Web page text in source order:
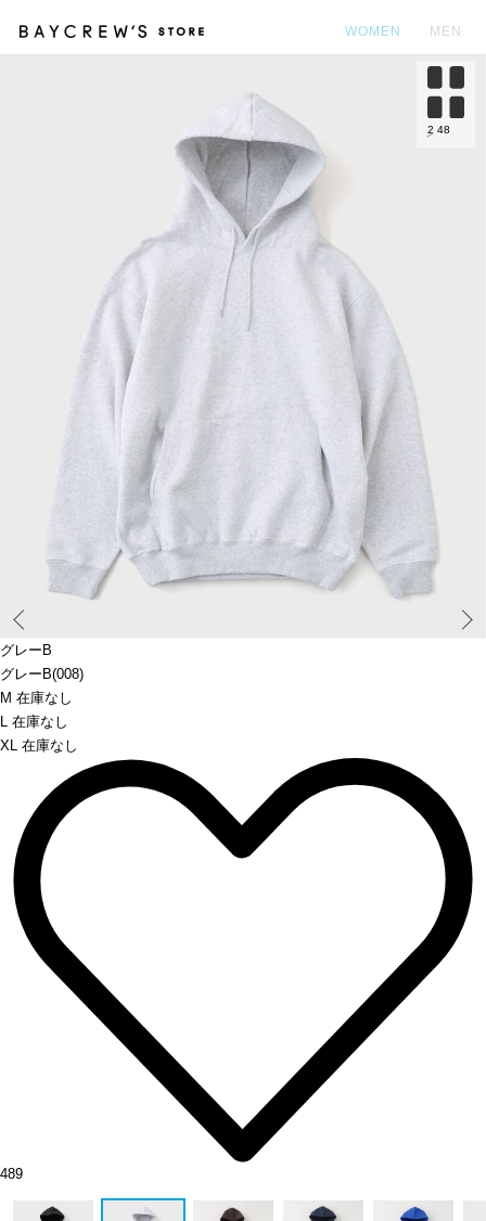
WOMEN MEN
グレーB
グレーB(008)
M 在庫なし
L 在庫なし
XL 在庫なし
2 48
489